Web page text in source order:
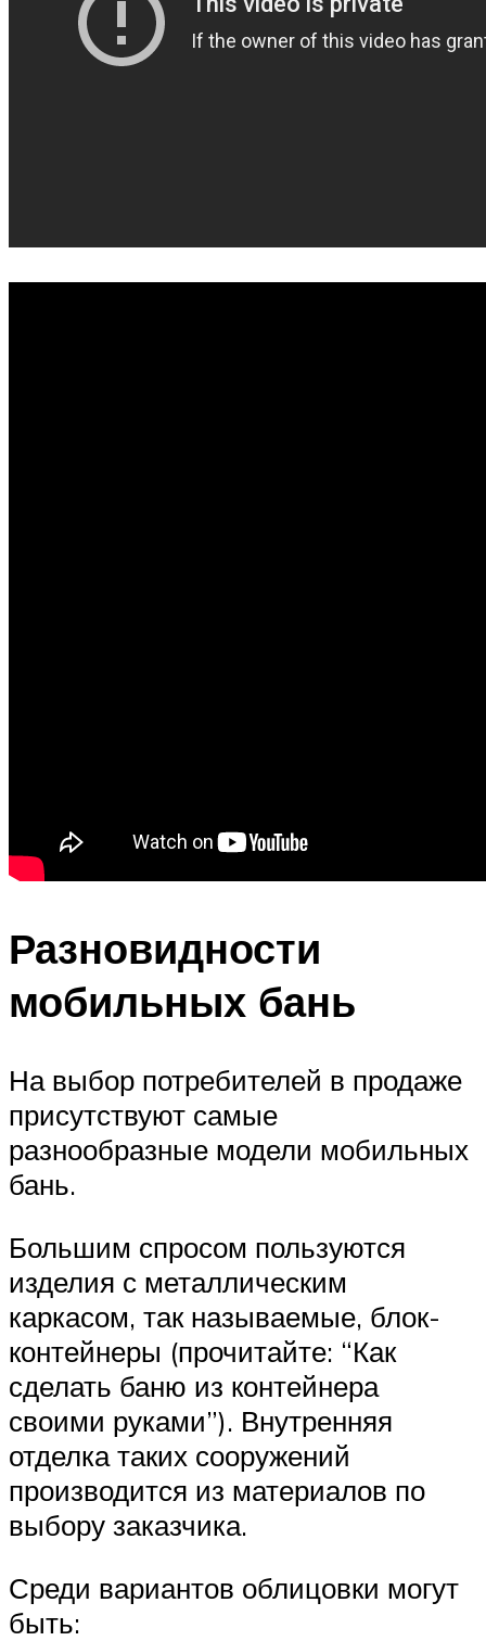
Разновидности
мобильных бань
На выбор потребителей в продаже
присутствуют самые
разнообразные модели мобильных
бань.
Большим спросом пользуются
изделия с металлическим
каркасом, так называемые, блок-
контейнеры (прочитайте: “Как
сделать баню из контейнера
своими руками”). Внутренняя
отделка таких сооружений
производится из материалов по
выбору заказчика.
Среди вариантов облицовки могут
быть: